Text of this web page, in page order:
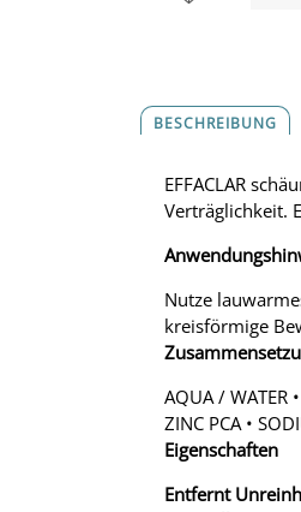
BESCHREIBUNG
EFFACLAR
Verträglichkeit.
Nutze
kreisförmige
AQUA / WATER
ZINC PCA •
Eigenschaften
Entfernt